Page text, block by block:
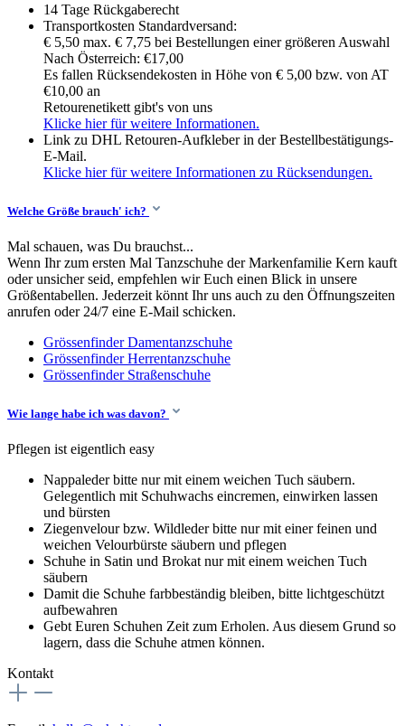
14 Tage Rückgaberecht
Transportkosten Standardversand:
€ 5,50 max. € 7,75 bei Bestellungen einer größeren Auswahl
Nach Österreich: €17,00
Es fallen Rücksendekosten in Höhe von € 5,00 bzw. von AT
€10,00 an
Retourenetikett gibt's von uns
Klicke hier für weitere Informationen.
Link zu DHL Retouren-Aufkleber in der Bestellbestätigungs-
E-Mail.
Klicke hier für weitere Informationen zu Rücksendungen.
Welche Größe brauch' ich?
Mal schauen, was Du brauchst...
Wenn Ihr zum ersten Mal Tanzschuhe der Markenfamilie Kern kauft
oder unsicher seid, empfehlen wir Euch einen Blick in unsere
Größentabellen. Jederzeit könnt Ihr uns auch zu den Öffnungszeiten
anrufen oder 24/7 eine E-Mail schicken.
Grössenfinder Damentanzschuhe
Grössenfinder Herrentanzschuhe
Grössenfinder Straßenschuhe
Wie lange habe ich was davon?
Pflegen ist eigentlich easy
Nappaleder bitte nur mit einem weichen Tuch säubern.
Gelegentlich mit Schuhwachs eincremen, einwirken lassen
und bürsten
Ziegenvelour bzw. Wildleder bitte nur mit einer feinen und
weichen Velourbürste säubern und pflegen
Schuhe in Satin und Brokat nur mit einem weichen Tuch
säubern
Damit die Schuhe farbbeständig bleiben, bitte lichtgeschützt
aufbewahren
Gebt Euren Schuhen Zeit zum Erholen. Aus diesem Grund so
lagern, dass die Schuhe atmen können.
Kontakt